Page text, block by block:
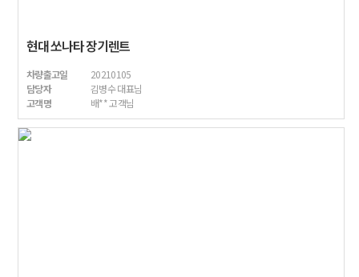
현대 쏘나타 장기렌트
차량출고일
20210105
담당자
김병수 대표님
고객명
배** 고객님